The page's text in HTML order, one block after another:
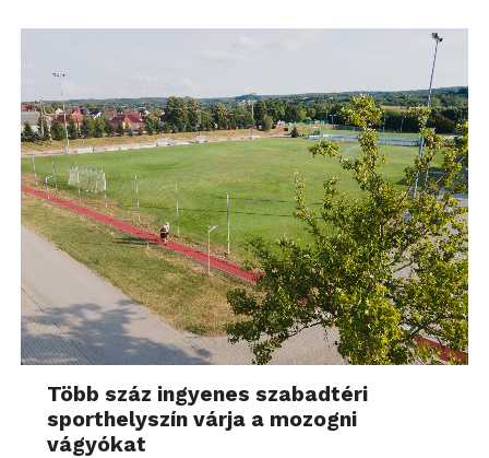
Több száz ingyenes szabadtéri
sporthelyszín várja a mozogni
vágyókat